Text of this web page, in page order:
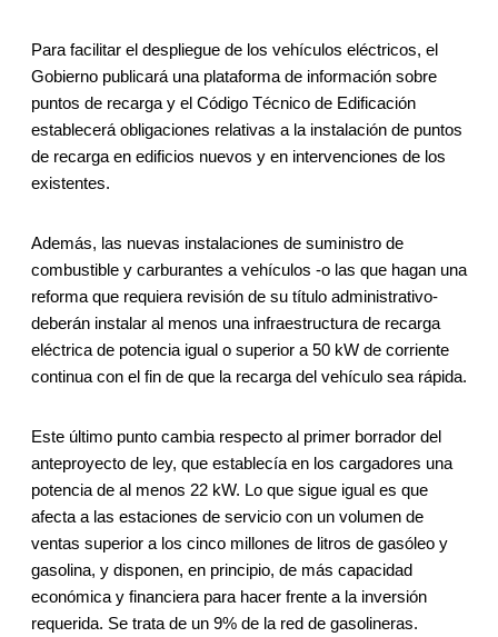
Para facilitar el despliegue de los vehículos eléctricos, el
Gobierno publicará una plataforma de información sobre
puntos de recarga y el Código Técnico de Edificación
establecerá obligaciones relativas a la instalación de puntos
de recarga en edificios nuevos y en intervenciones de los
existentes.
Además, las nuevas instalaciones de suministro de
combustible y carburantes a vehículos -o las que hagan una
reforma que requiera revisión de su título administrativo-
deberán instalar al menos una infraestructura de recarga
eléctrica de potencia igual o superior a 50 kW de corriente
continua con el fin de que la recarga del vehículo sea rápida.
Este último punto cambia respecto al primer borrador del
anteproyecto de ley, que establecía en los cargadores una
potencia de al menos 22 kW. Lo que sigue igual es que
afecta a las estaciones de servicio con un volumen de
ventas superior a los cinco millones de litros de gasóleo y
gasolina, y disponen, en principio, de más capacidad
económica y financiera para hacer frente a la inversión
requerida. Se trata de un 9% de la red de gasolineras.